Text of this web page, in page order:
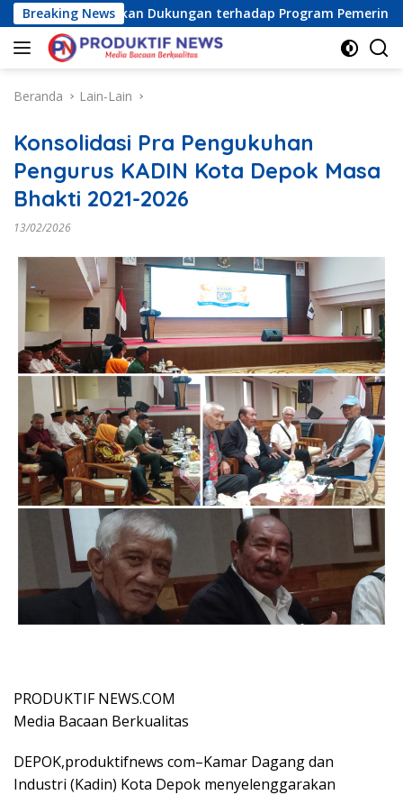
Langsung
ke
konten
Breaking News
Tegaskan Dukungan terhadap Program Pemerintah Pusat
Beranda Lain-Lain
Konsolidasi Pra Pengukuhan
Pengurus KADIN Kota Depok Masa
Bhakti 2021-2026
13/02/2026
PRODUKTIF NEWS.COM
Media Bacaan Berkualitas
DEPOK,produktifnews com–Kamar Dagang dan
Industri (Kadin) Kota Depok menyelenggarakan